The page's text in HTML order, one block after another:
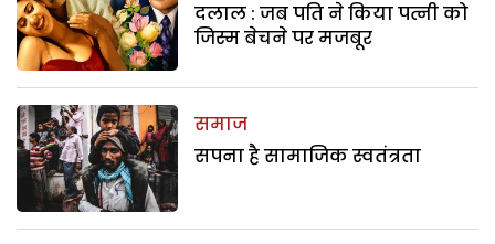
दलाल : जब पति ने किया पत्नी को
जिस्म बेचने पर मजबूर
समाज
सपना है सामाजिक स्वतंत्रता